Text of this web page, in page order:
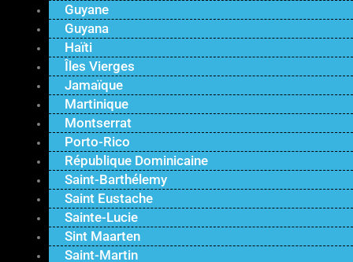
Guyane
Guyana
Haïti
Îles Vierges
Jamaïque
Martinique
Montserrat
Porto-Rico
République Dominicaine
Saint-Barthélemy
Saint Eustache
Sainte-Lucie
Sint Maarten
Saint-Martin